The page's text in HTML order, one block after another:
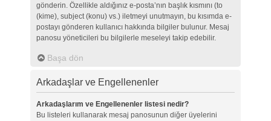
gönderin. Özellikle aldığınız e-posta’nın başlık kısmını (to
(kime), subject (konu) vs.) iletmeyi unutmayın, bu kısımda e-
postayı gönderen kullanıcı hakkında bilgiler bulunur. Mesaj
panosu yöneticileri bu bilgilerle meseleyi takip edebilir.
Başa dön
Arkadaşlar ve Engellenenler
Arkadaşlarım ve Engellenenler listesi nedir?
Bu listeleri kullanarak mesaj panosunun diğer üyelerini